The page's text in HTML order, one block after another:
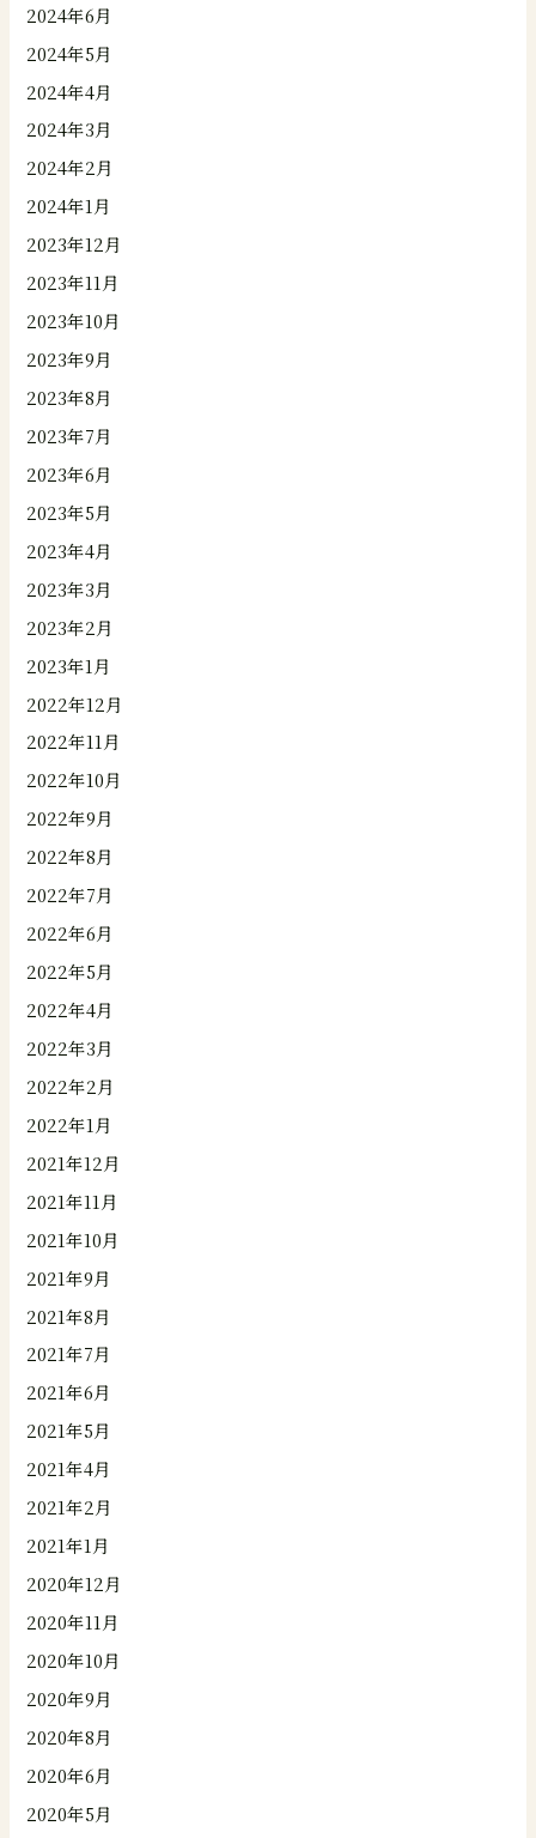
2024年6月
2024年5月
2024年4月
2024年3月
2024年2月
2024年1月
2023年12月
2023年11月
2023年10月
2023年9月
2023年8月
2023年7月
2023年6月
2023年5月
2023年4月
2023年3月
2023年2月
2023年1月
2022年12月
2022年11月
2022年10月
2022年9月
2022年8月
2022年7月
2022年6月
2022年5月
2022年4月
2022年3月
2022年2月
2022年1月
2021年12月
2021年11月
2021年10月
2021年9月
2021年8月
2021年7月
2021年6月
2021年5月
2021年4月
2021年2月
2021年1月
2020年12月
2020年11月
2020年10月
2020年9月
2020年8月
2020年6月
2020年5月